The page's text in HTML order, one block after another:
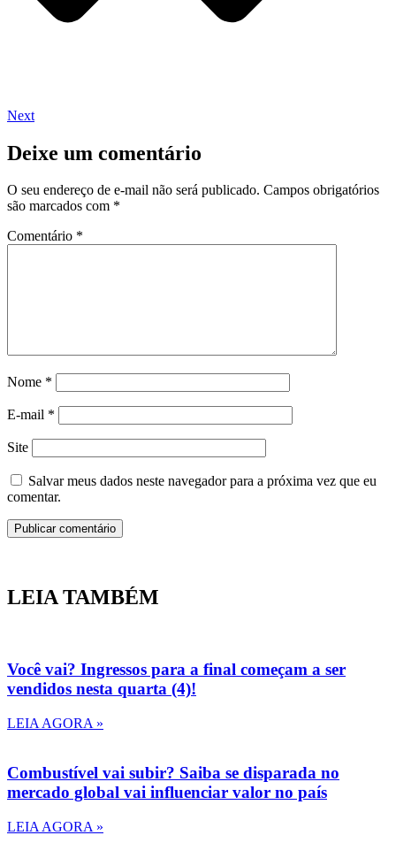
Next
Deixe um comentário
O seu endereço de e-mail não será publicado. Campos obrigatórios
são marcados com *
Comentário *
Nome *
E-mail *
Site
Salvar meus dados neste navegador para a próxima vez que eu
comentar.
LEIA TAMBÉM
Você vai? Ingressos para a final começam a ser
vendidos nesta quarta (4)!
LEIA AGORA »
Combustível vai subir? Saiba se disparada no
mercado global vai influenciar valor no país
LEIA AGORA »